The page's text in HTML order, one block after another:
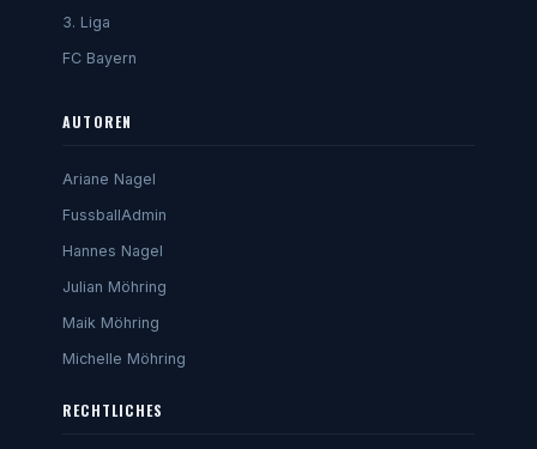
3. Liga
FC Bayern
AUTOREN
Ariane Nagel
FussballAdmin
Hannes Nagel
Julian Möhring
Maik Möhring
Michelle Möhring
RECHTLICHES